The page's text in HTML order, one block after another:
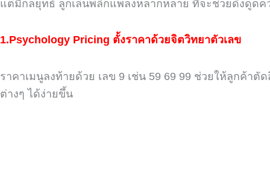
แต่มีกลยุทธ์ ลูกเล่นพลิกแพลงหลากหลาย ที่จะช่วยดึงดูด
1.Psychology Pricing ตั้งราคาด้วยจิตวิทยาตัวเลข
ราคาเมนูลงท้ายด้วย เลข 9 เช่น 59 69 99 ช่วยให้ลูกค้าตั
ต่างๆ ได้ง่ายขึ้น